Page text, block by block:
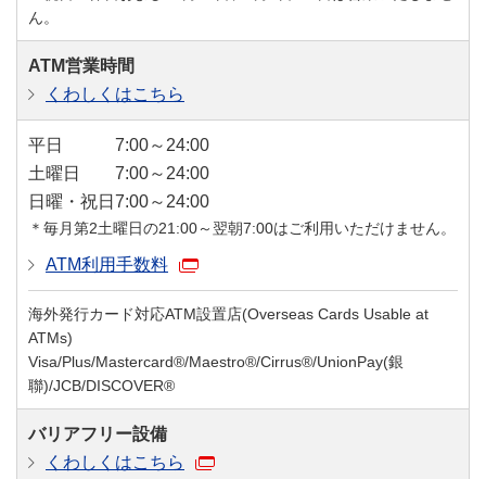
ん。
ATM営業時間
くわしくはこちら
平日
7:00～24:00
土曜日
7:00～24:00
日曜・祝日 7:00～24:00
＊毎月第2土曜日の21:00～翌朝7:00はご利用いただけません。
ATM利用手数料
海外発行カード対応ATM設置店(Overseas Cards Usable at
ATMs)
Visa/Plus/Mastercard®/Maestro®/Cirrus®/UnionPay(銀
聯)/JCB/DISCOVER®
バリアフリー設備
くわしくはこちら